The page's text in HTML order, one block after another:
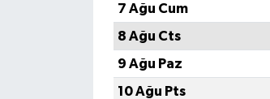
7 Ağu Cum
8 Ağu Cts
9 Ağu Paz
10 Ağu Pts